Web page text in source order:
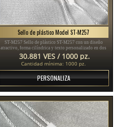
Sello de plástico Model ST-M257
ST-M257 Sello de plástico ST-M257 con un diseño
atractivo, forma cilíndrica y texto personalizado en dos
lados, adecuado para varias prendas de vestir, como
jeans, pantalones, trajes para damas y caballeros y
muchas otras prendas, zapatos y bolsos.
30.881 VES / 1000 pz.
Cantidad mínima: 1000 pz.
PERSONALIZA